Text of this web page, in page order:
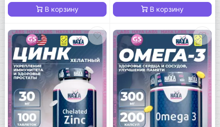
В корзину В корзину